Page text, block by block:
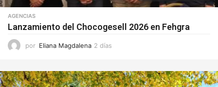
AGENCIAS
Lanzamiento del Chocogesell 2026 en Fehgra
por Eliana Magdalena 2 días
a
s